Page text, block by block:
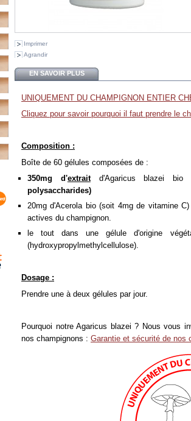
Imprimer
Agrandir
EN SAVOIR PLUS
UNIQUEMENT DU CHAMPIGNON ENTIER
Cliquez pour savoir pourquoi il faut prendre le
Composition :
Boîte de 60 gélules composées de :
350mg d'extraitd'Agaricus blazei bio
polysaccharides)
20mg d'Acerola bio (soit 4mg de vitamine
actives du champignon.
le tout dans une gélule d'origine
(hydroxypropylmethylcellulose).
Dosage :
Prendre une à deux gélules par jour.
Pourquoi notre Agaricus blazei ? Nous vous
nos champignons : Garantie et sécurité de nos